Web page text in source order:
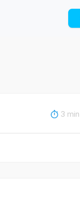
3 min